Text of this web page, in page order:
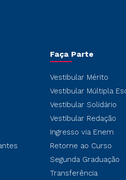
Faça Parte
Vestibular Mérito
Vestibular Múltipla
Vestibular Solidário
Vestibular Redação
Ingresso via Enem
Retorne ao Curso
Segunda Graduação
Transferência